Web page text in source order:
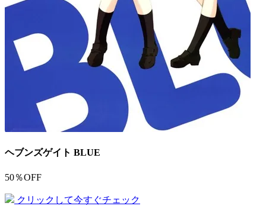
ヘブンズゲイト BLUE
50％OFF
クリックして今すぐチェック